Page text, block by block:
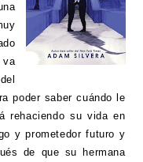
va
poder saber cuándo le
rehaciendo su vida en
y prometedor futuro y
de que su hermana